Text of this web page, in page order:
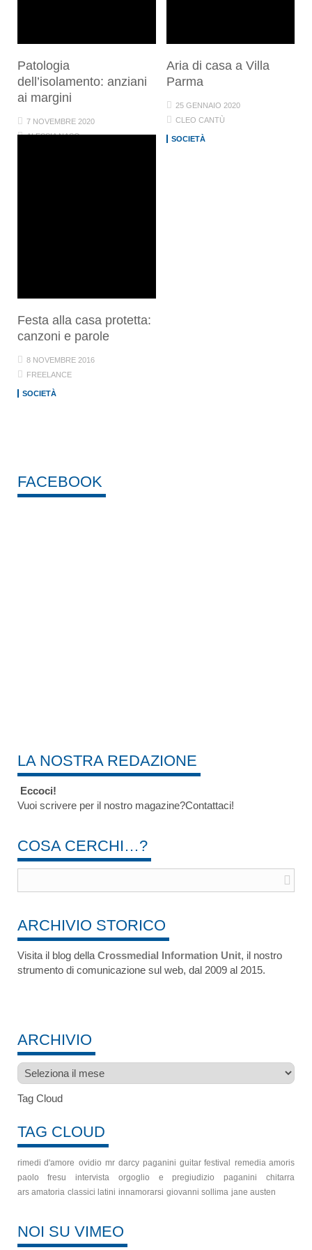
Patologia
dell’isolamento: anziani
ai margini
7 NOVEMBRE 2020
ALESSIA NASO
Aria di casa a Villa
Parma
25 GENNAIO 2020
CLEO CANTÙ
SOCIETÀ
Festa alla casa protetta:
canzoni e parole
8 NOVEMBRE 2016
FREELANCE
SOCIETÀ
FACEBOOK
LA NOSTRA REDAZIONE
Eccoci!
Vuoi scrivere per il nostro magazine?Contattaci!
COSA CERCHI…?
ARCHIVIO STORICO
Visita il blog della Crossmedial Information Unit, il nostro
strumento di comunicazione sul web, dal 2009 al 2015.
ARCHIVIO
Archivio
Tag Cloud
TAG CLOUD
rimedi d'amore ovidio mr darcy paganini guitar festival
remedia amoris
paolo fresu
intervista orgoglio e pregiudizio paganini
chitarra
ars amatoria classici latini innamorarsi giovanni sollima jane austen
NOI SU VIMEO